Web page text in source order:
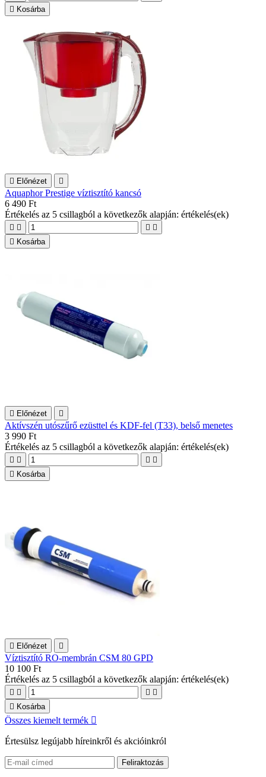
 Kosárba
 Előnézet 
Aquaphor Prestige víztisztító kancsó
6 490 Ft
Értékelés az 5 csillagból a következők alapján: értékelés(ek)
   
 Kosárba
 Előnézet 
Aktívszén utószűrő ezüsttel és KDF-fel (T33), belső menetes
3 990 Ft
Értékelés az 5 csillagból a következők alapján: értékelés(ek)
   
 Kosárba
 Előnézet 
Víztisztító RO-membrán CSM 80 GPD
10 100 Ft
Értékelés az 5 csillagból a következők alapján: értékelés(ek)
   
 Kosárba
Összes kiemelt termék 
Értesülsz legújabb híreinkről és akcióinkról